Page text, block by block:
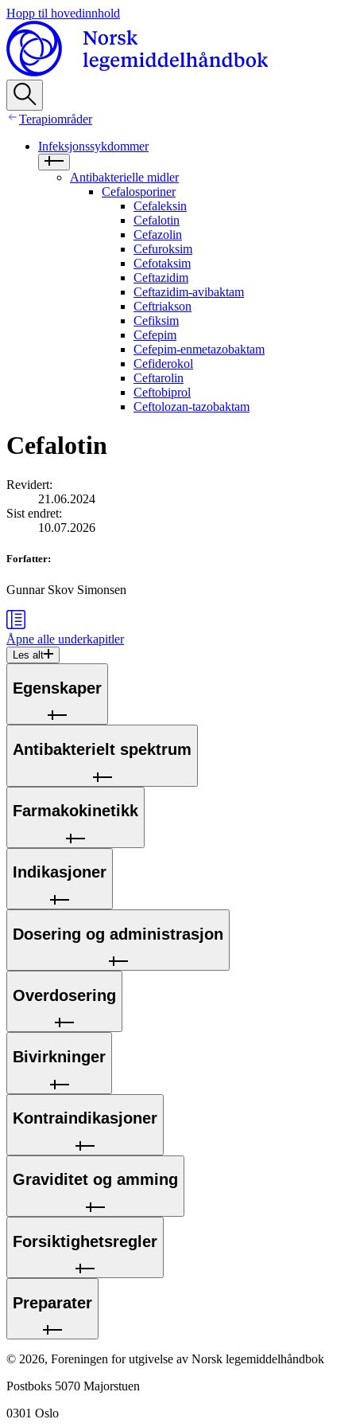
Hopp til hovedinnhold
Terapiområder
Infeksjonssykdommer
Antibakterielle midler
Cefalosporiner
Cefaleksin
Cefalotin
Cefazolin
Cefuroksim
Cefotaksim
Ceftazidim
Ceftazidim-avibaktam
Ceftriakson
Cefiksim
Cefepim
Cefepim-enmetazobaktam
Cefiderokol
Ceftarolin
Ceftobiprol
Ceftolozan-tazobaktam
Cefalotin
Revidert:
21.06.2024
Sist endret:
10.07.2026
Forfatter:
Gunnar Skov Simonsen
Åpne alle underkapitler
Les alt
Egenskaper
Antibakterielt spektrum
Farmakokinetikk
Indikasjoner
Dosering og administrasjon
Overdosering
Bivirkninger
Kontraindikasjoner
Graviditet og amming
Forsiktighetsregler
Preparater
© 2026, Foreningen for utgivelse av Norsk legemiddelhåndbok
Postboks 5070 Majorstuen
0301 Oslo